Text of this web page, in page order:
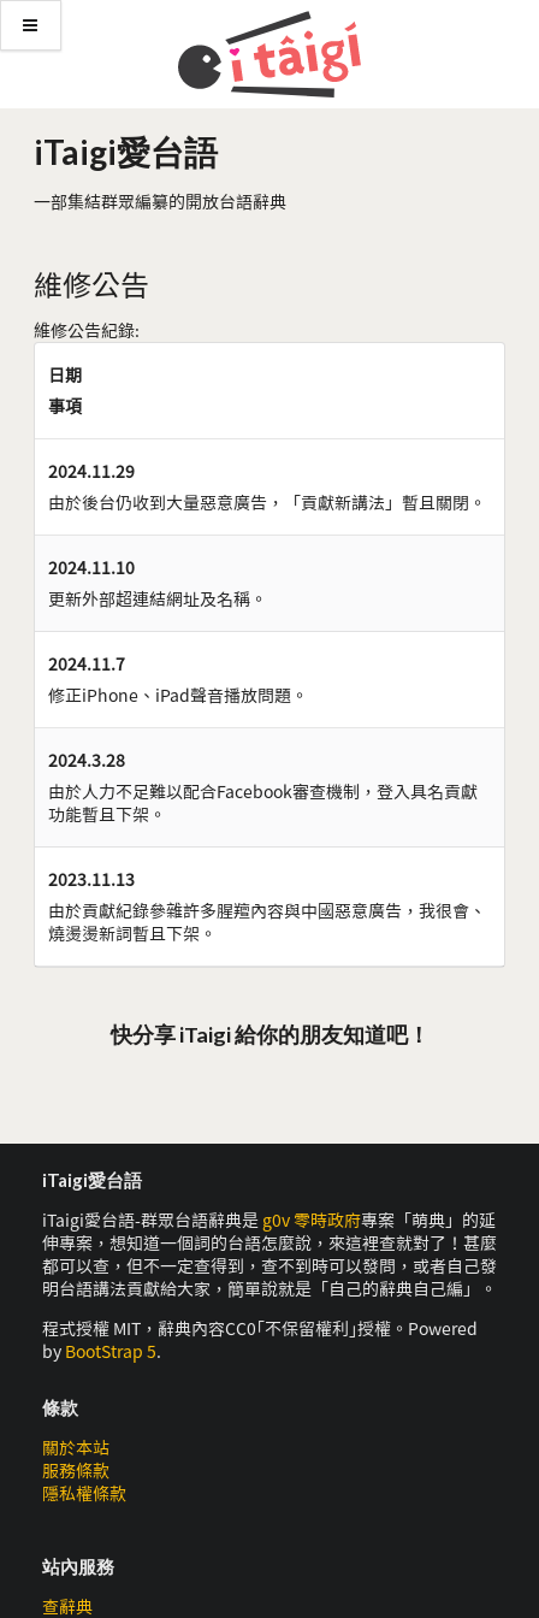
iTaigi愛台語
一部集結群眾編纂的開放台語辭典
維修公告
維修公告紀錄:
日期
事項
2024.11.29
由於後台仍收到大量惡意廣告，「貢獻新講法」暫且關閉。
2024.11.10
更新外部超連結網址及名稱。
2024.11.7
修正iPhone、iPad聲音播放問題。
2024.3.28
由於人力不足難以配合Facebook審查機制，登入具名貢獻
功能暫且下架。
2023.11.13
由於貢獻紀錄參雜許多腥羶內容與中國惡意廣告，我很會、
燒燙燙新詞暫且下架。
快分享 iTaigi 給你的朋友知道吧！
iTaigi愛台語
iTaigi愛台語-群眾台語辭典是 g0v 零時政府專案「萌典」的延
伸專案，想知道一個詞的台語怎麼說，來這裡查就對了！甚麼
都可以查，但不一定查得到，查不到時可以發問，或者自己發
明台語講法貢獻給大家，簡單說就是「自己的辭典自己編」。
程式授權 MIT，辭典內容CC0｢不保留權利｣授權。Powered
by BootStrap 5.
條款
關於本站
服務條款
隱私權條款
站內服務
查辭典